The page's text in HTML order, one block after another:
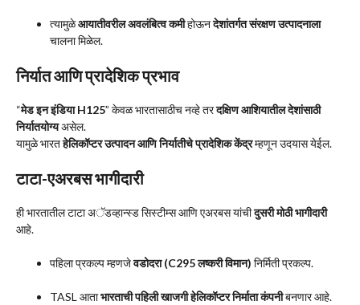
त्यामुळेआयातीवरील अवलंबित्व कमीहोऊनदेशांतर्गत संरक्षण उत्पादनाला
चालना मिळेल.
निर्यात आणि प्रादेशिक प्रभाव
“मेड इन इंडिया H125” केवळ भारतासाठीच नव्हे तरदक्षिण आशियातील देशांसाठी
निर्यातयोग्यअसेल.
यामुळे भारतहेलिकॉप्टर उत्पादन आणि निर्यातीचे प्रादेशिक केंद्रम्हणून उदयास येईल.
टाटा-एअरबस भागीदारी
ही भारतातील टाटा अॅडव्हान्स्ड सिस्टीम्स आणि एअरबस यांचीदुसरी मोठी भागीदारी
आहे.
पहिला प्रकल्प म्हणजेवडोदरा (C295 लष्करी विमान) निर्मिती प्रकल्प.
TASL आताभारताची पहिली खाजगी हेलिकॉप्टर निर्माता कंपनीबनणार आहे.